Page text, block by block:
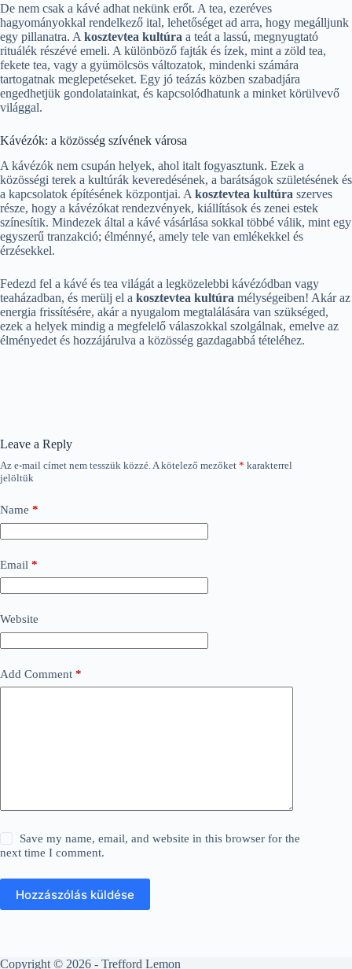
De nem csak a kávé adhat nekünk erőt. A tea, ezeréves
hagyományokkal rendelkező ital, lehetőséget ad arra, hogy megálljunk
egy pillanatra. A kosztevtea kultúra a teát a lassú, megnyugtató
rituálék részévé emeli. A különböző fajták és ízek, mint a zöld tea,
fekete tea, vagy a gyümölcsös változatok, mindenki számára
tartogatnak meglepetéseket. Egy jó teázás közben szabadjára
engedhetjük gondolatainkat, és kapcsolódhatunk a minket körülvevő
világgal.
Kávézók: a közösség szívének városa
A kávézók nem csupán helyek, ahol italt fogyasztunk. Ezek a
közösségi terek a kultúrák keveredésének, a barátságok születésének és
a kapcsolatok építésének központjai. Akosztevtea kultúra szerves
része, hogy a kávézókat rendezvények, kiállítások és zenei estek
színesítik. Mindezek által a kávé vásárlása sokkal többé válik, mint egy
egyszerű tranzakció; élménnyé, amely tele van emlékekkel és
érzésekkel.
Fedezd fel a kávé és tea világát a legközelebbi kávézódban vagy
teaházadban, és merülj el a kosztevtea kultúra mélységeiben! Akár az
energia frissítésére, akár a nyugalom megtalálására van szükséged,
ezek a helyek mindig a megfelelő válaszokkal szolgálnak, emelve az
élményedet és hozzájárulva a közösség gazdagabbá tételéhez.
Leave a Reply
Az e-mail címet nem tesszük közzé.A kötelező mezőket * karakterrel
jelöltük
Name *
Email *
Website
Add Comment *
Save my name, email, and website in this browser for the
next time I comment.
Hozzászólás küldése
Copyright © 2026 - Trefford Lemon